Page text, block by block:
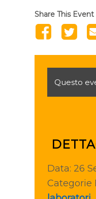
Share This Event
Questo
Data: 26
Categorie